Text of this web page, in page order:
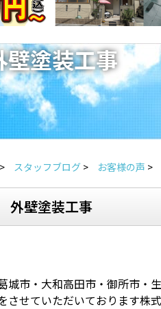
塗装工事
> スタッフブログ > お客様の声 >
外壁塗装工事
城市・大和高田市・御所市・
させていただいております株